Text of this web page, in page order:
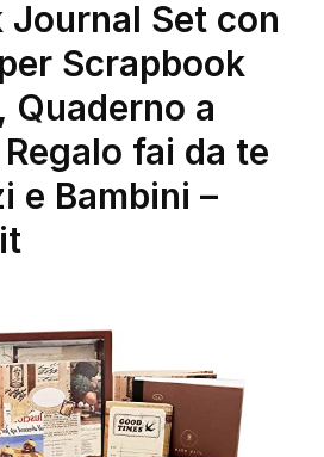
Journal Set con
Scrapbook
a
fai da te
e Bambini –